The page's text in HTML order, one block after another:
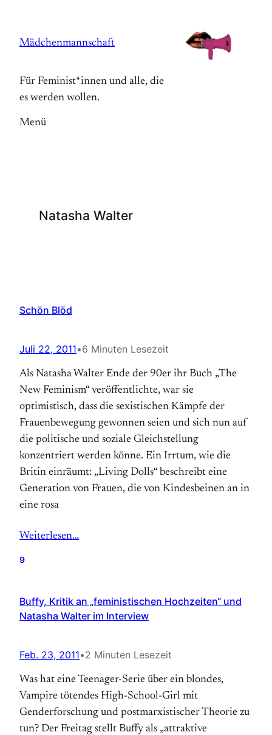
springen
Mädchenmannschaft
Für Feminist*innen und alle, die
es werden wollen.
Menü
Natasha Walter
Schön Blöd
Juli 22, 2011•6 Minuten Lesezeit
Als Natasha Walter Ende der 90er ihr Buch „The
New Feminism“ veröffentlichte, war sie
optimistisch, dass die sexistischen Kämpfe der
Frauenbewegung gewonnen seien und sich nun auf
die politische und soziale Gleichstellung
konzentriert werden könne. Ein Irrtum, wie die
Britin einräumt: „Living Dolls“ beschreibt eine
Generation von Frauen, die von Kindesbeinen an in
eine rosa
Weiterlesen…
9
Buffy, Kritik an „feministischen Hochzeiten“ und
Natasha Walter im Interview
Feb. 23, 2011•2 Minuten Lesezeit
Was hat eine Teenager-­Serie über ein blondes,
Vampire tötendes High-School-Girl mit
Genderforschung und postmarxistischer Theorie zu
tun? Der Freitag stellt Buffy als „attraktive